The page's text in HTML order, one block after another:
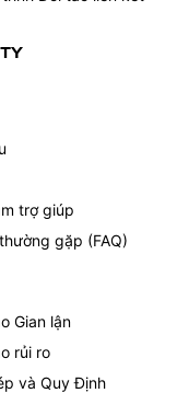
trợ giúp
gặp (FAQ)
Gian lận
rủi ro
và Quy Định